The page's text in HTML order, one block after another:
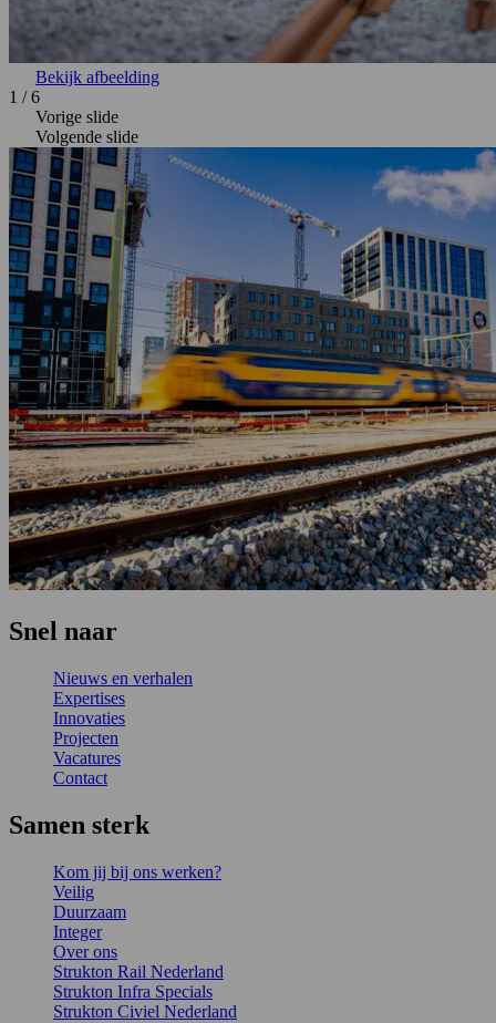
Bekijk afbeelding
1 /6
Vorige slide
Volgende slide
Snel naar
Nieuws en verhalen
Expertises
Innovaties
Projecten
Vacatures
Contact
Samen sterk
Kom jij bij ons werken?
Veilig
Duurzaam
Integer
Over ons
Strukton Rail Nederland
Strukton Infra Specials
Strukton Civiel Nederland